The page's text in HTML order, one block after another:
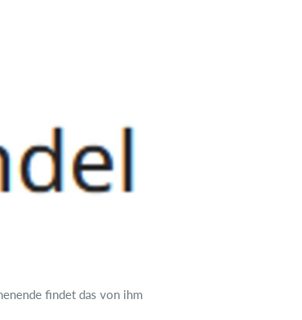
findet das von ihm